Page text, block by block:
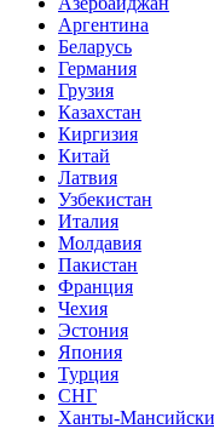
Аргентина
Беларусь
Германия
Грузия
Казахстан
Киргизия
Китай
Латвия
Узбекистан
Италия
Молдавия
Пакистан
Франция
Чехия
Эстония
Япония
Турция
СНГ
Ханты-